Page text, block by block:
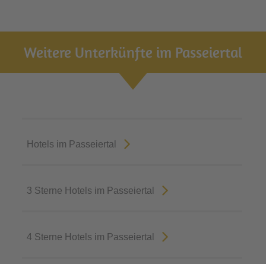
Weitere Unterkünfte im Passeiertal
Hotels im Passeiertal
3 Sterne Hotels im Passeiertal
4 Sterne Hotels im Passeiertal